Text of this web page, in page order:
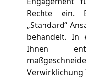
Rechte
„Standard“-
behandelt. In
Ihnen
Verwirklichung